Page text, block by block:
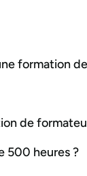
formation
de
500 heures ?